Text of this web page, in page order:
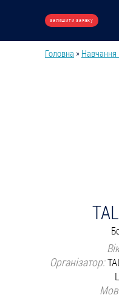
залишити заявку
Ви є тут
Головна »
Організатор: